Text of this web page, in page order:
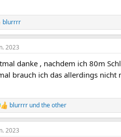
blurrrr
2023
danke , nachdem ich 80m
brauch ich das allerdings nicht
blurrrr undthe other
2023